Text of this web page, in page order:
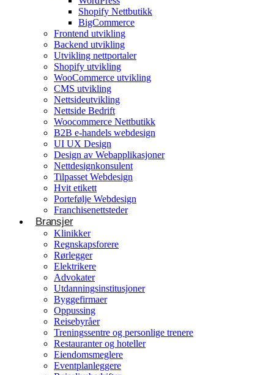
Shopify Nettbutikk
BigCommerce
Frontend utvikling
Backend utvikling
Utvikling nettportaler
Shopify utvikling
WooCommerce utvikling
CMS utvikling
Nettsideutvikling
Nettside Bedrift
Woocommerce Nettbutikk
B2B e-handels webdesign
UI UX Design
Design av Webapplikasjoner
Nettdesignkonsulent
Tilpasset Webdesign
Hvit etikett
Portefølje Webdesign
Franchisenettsteder
Bransjer
Klinikker
Regnskapsforere
Rørlegger
Elektrikere
Advokater
Utdanningsinstitusjoner
Byggefirmaer
Oppussing
Reisebyråer
Treningssentre og personlige trenere
Restauranter og hoteller
Eiendomsmeglere
Eventplanleggere
Konsulentvirksomhet og partnerskap
Nettdesignkonsulent
Hvit etikett
E-handelsløsning
Woocommerce Nettbutikk
Shopify utvikling
WooCommerce utvikling
Betjener
WordPress
Shopify Nettbutikk
BigCommerce
Ønsker du å bygge din tilstedeværelse på nett i
Norge?
Få et tilbud
Byggetjenester
Byggefirmaer